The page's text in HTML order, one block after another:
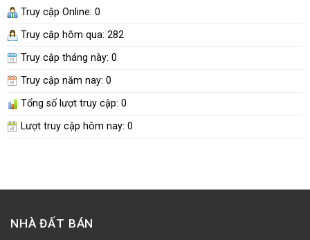
Truy cập Online: 0
Truy cập hôm qua: 282
Truy cập tháng này: 0
Truy cập năm nay: 0
Tổng số lượt truy cập: 0
Lượt truy cập hôm nay: 0
NHÀ ĐẤT BÁN